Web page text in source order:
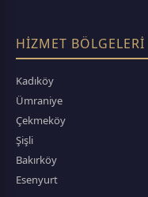
HIZMET BÖLGELERI
Kadıköy
Ümraniye
Çekmeköy
Şişli
Bakırköy
Esenyurt